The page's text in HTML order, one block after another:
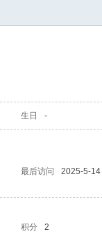
生日 -
最后访问
2025-5-
积分
2